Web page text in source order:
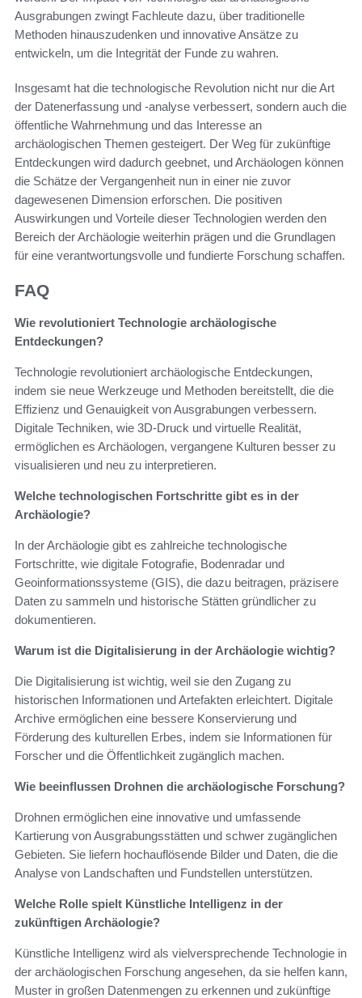
Ausgrabungen zwingt Fachleute dazu, über traditionelle
Methoden hinauszudenken und innovative Ansätze zu
entwickeln, um die Integrität der Funde zu wahren.
Insgesamt hat die technologische Revolution nicht nur die Art
der Datenerfassung und -analyse verbessert, sondern auch die
öffentliche Wahrnehmung und das Interesse an
archäologischen Themen gesteigert. Der Weg für zukünftige
Entdeckungen wird dadurch geebnet, und Archäologen können
die Schätze der Vergangenheit nun in einer nie zuvor
dagewesenen Dimension erforschen. Die positiven
Auswirkungen und Vorteile dieser Technologien werden den
Bereich der Archäologie weiterhin prägen und die Grundlagen
für eine verantwortungsvolle und fundierte Forschung schaffen.
FAQ
Wie revolutioniert Technologie archäologische
Entdeckungen?
Technologie revolutioniert archäologische Entdeckungen,
indem sie neue Werkzeuge und Methoden bereitstellt, die die
Effizienz und Genauigkeit von Ausgrabungen verbessern.
Digitale Techniken, wie 3D-Druck und virtuelle Realität,
ermöglichen es Archäologen, vergangene Kulturen besser zu
visualisieren und neu zu interpretieren.
Welche technologischen Fortschritte gibt es in der
Archäologie?
In der Archäologie gibt es zahlreiche technologische
Fortschritte, wie digitale Fotografie, Bodenradar und
Geoinformationssysteme (GIS), die dazu beitragen, präzisere
Daten zu sammeln und historische Stätten gründlicher zu
dokumentieren.
Warum ist die Digitalisierung in der Archäologie wichtig?
Die Digitalisierung ist wichtig, weil sie den Zugang zu
historischen Informationen und Artefakten erleichtert. Digitale
Archive ermöglichen eine bessere Konservierung und
Förderung des kulturellen Erbes, indem sie Informationen für
Forscher und die Öffentlichkeit zugänglich machen.
Wie beeinflussen Drohnen die archäologische Forschung?
Drohnen ermöglichen eine innovative und umfassende
Kartierung von Ausgrabungsstätten und schwer zugänglichen
Gebieten. Sie liefern hochauflösende Bilder und Daten, die die
Analyse von Landschaften und Fundstellen unterstützen.
Welche Rolle spielt Künstliche Intelligenz in der
zukünftigen Archäologie?
Künstliche Intelligenz wird als vielversprechende Technologie in
der archäologischen Forschung angesehen, da sie helfen kann,
Muster in großen Datenmengen zu erkennen und zukünftige